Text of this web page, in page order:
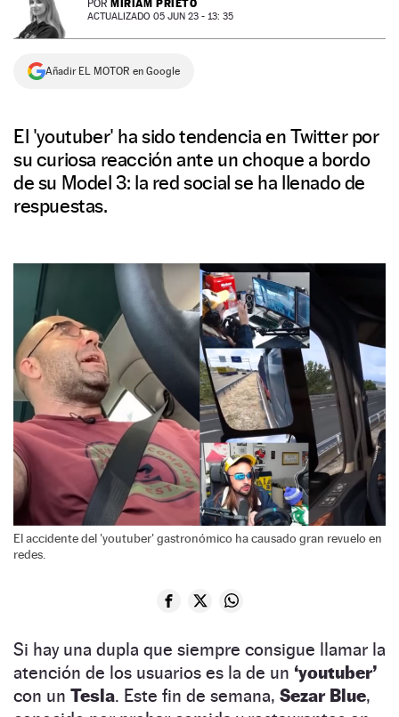
NEWSLETTER
SÍGUENOS
POR MIRIAM PRIETO
ACTUALIZADO 05 JUN 23 - 13: 35
Añadir EL MOTOR en Google
El 'youtuber' ha sido tendencia en Twitter por
su curiosa reacción ante un choque a bordo
de su Model 3: la red social se ha llenado de
respuestas.
El accidente del 'youtuber' gastronómico ha causado gran revuelo en
redes.
Si hay una dupla que siempre consigue llamar la
atención de los usuarios es la de un ‘youtuber’
con un Tesla. Este fin de semana, Sezar Blue,